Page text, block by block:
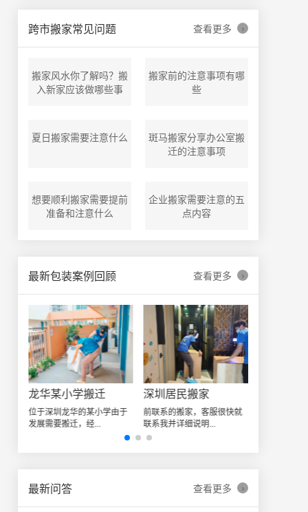
跨市搬家常见问题 查看更多 ›
搬家风水你了解吗？搬
入新家应该做哪些事
搬家前的注意事项有哪
些
夏日搬家需要注意什么
斑马搬家分享办公室搬
迁的注意事项
想要顺利搬家需要提前
准备和注意什么
企业搬家需要注意的五
点内容
最新包装案例回顾 查看更多 ›
龙华某小学搬迁
位于深圳龙华的某小学由于
发展需要搬迁，经...
深圳居民搬家
前联系的搬家，客服很快就
联系我并详细说明...
最新问答 查看更多 ›